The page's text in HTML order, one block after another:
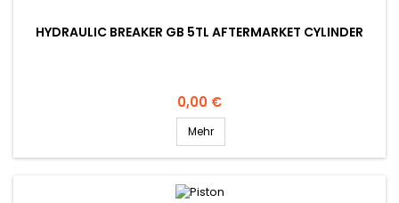
HYDRAULIC BREAKER GB 5TL AFTERMARKET CYLINDER
Preis
0,00 €
Mehr